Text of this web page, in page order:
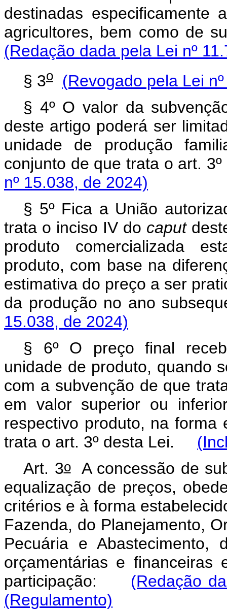
destinadas especificamente
agricultores, bem como de
(Redação dada pela Lei nº
§ 3o
(Revogado pela Lei
§ 4º O valor da
deste artigo poderá ser
unidade de produção
conjunto de que trata o art.
nº 15.038, de 2024)
§ 5º Fica a União
trata o inciso IV do caput
produto comercializada
produto, com base na
estimativa do preço a ser
da produção no ano
15.038, de 2024)
§ 6º O preço final
unidade de produto, quando
com a subvenção de que
em valor superior ou
respectivo produto, na forma
trata o art. 3º desta Lei.
Art. 3oA concessão de
equalização de preços,
critérios e à forma
Fazenda, do Planejamento,
Pecuária e Abastecimento,
orçamentárias e financeiras
participação: (Redação
(Regulamento)